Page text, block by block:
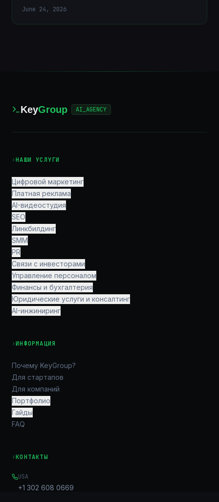
June 24, 2026
KeyGroup AI_AGENCY
›НАШИ УСЛУГИ
Цифровой маркетинг
Платная реклама
AI-видеостудия
SEO
Линкбилдинг
SMM
PR
Связи с инвесторами
Управление персоналом
Финансы и бухгалтерия
Юридические услуги и консалтинг
AI-инжиниринг
›ИНФОРМАЦИЯ
Почему KeyGroup?
Для стартапов
Для компаний
Портфолио
Гайды
FAQ
›КОНТАКТЫ
USA
+1 302 608 0669